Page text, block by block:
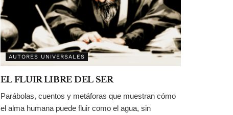
AUTORES UNIVERSALES
EL FLUIR LIBRE DEL SER
Parábolas, cuentos y metáforas que muestran cómo
el alma humana puede fluir como el agua, sin